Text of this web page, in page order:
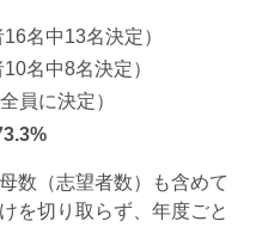
16名中13名決定）
10名中8名決定）
員に決定）
数（志望者数）も含めて
を切り取らず、年度ごと